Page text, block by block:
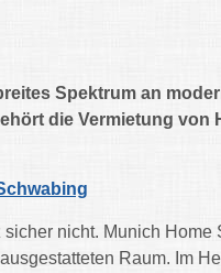
Spektrum an
die Vermietung von
nicht. Munich
Raum. Im